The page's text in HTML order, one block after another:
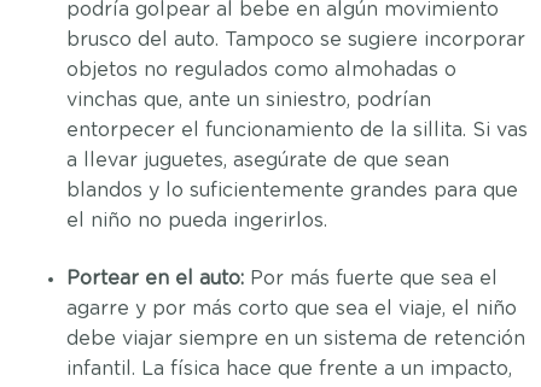
podría golpear al bebe en algún movimiento
brusco del auto. Tampoco se sugiere incorporar
objetos no regulados como almohadas o
vinchas que, ante un siniestro, podrían
entorpecer el funcionamiento de la sillita. Si vas
a llevar juguetes, asegúrate de que sean
blandos y lo suficientemente grandes para que
el niño no pueda ingerirlos.
Portear en el auto: Por más fuerte que sea el
agarre y por más corto que sea el viaje, el niño
debe viajar siempre en un sistema de retención
infantil. La física hace que frente a un impacto,